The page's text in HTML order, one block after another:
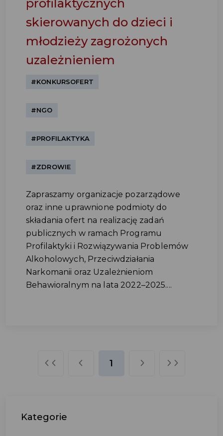
profilaktycznych
skierowanych do dzieci i
młodzieży zagrożonych
uzależnieniem
#KONKURSOFERT
#NGO
#PROFILAKTYKA
#ZDROWIE
Zapraszamy organizacje pozarządowe
oraz inne uprawnione podmioty do
składania ofert na realizację zadań
publicznych w ramach Programu
Profilaktyki i Rozwiązywania Problemów
Alkoholowych, Przeciwdziałania
Narkomanii oraz Uzależnieniom
Behawioralnym na lata 2022–2025....
1
Kategorie